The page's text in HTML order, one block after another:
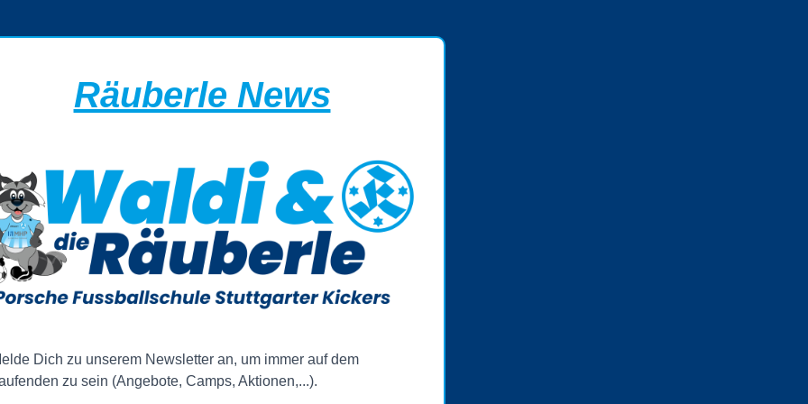
Räuberle News
Dich zu unserem Newsletter an, um immer auf dem
zu sein (Angebote, Camps, Aktionen,...).